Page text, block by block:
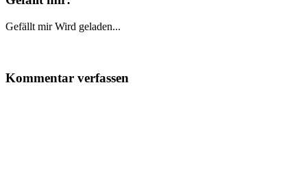
Gefällt mir Wird geladen...
Kommentar verfassen